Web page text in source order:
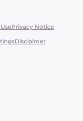
Privacy Notice
Disclaimer